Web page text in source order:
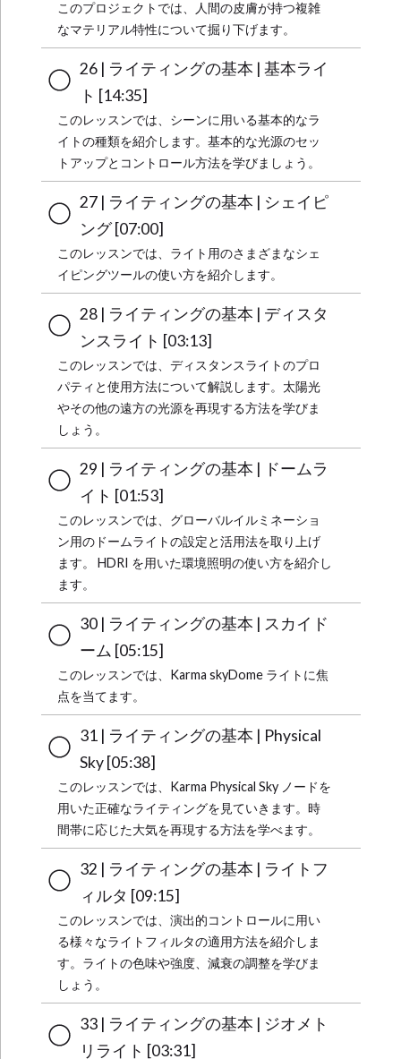
このプロジェクトでは、人間の皮膚が持つ複雑
なマテリアル特性について掘り下げます。
26 | ライティングの基本 | 基本ライ
ト [14:35]
このレッスンでは、シーンに用いる基本的なラ
イトの種類を紹介します。基本的な光源のセッ
トアップとコントロール方法を学びましょう。
27 | ライティングの基本 | シェイピ
ング [07:00]
このレッスンでは、ライト用のさまざまなシェ
イピングツールの使い方を紹介します。
28 | ライティングの基本 | ディスタ
ンスライト [03:13]
このレッスンでは、ディスタンスライトのプロ
パティと使用方法について解説します。太陽光
やその他の遠方の光源を再現する方法を学びま
しょう。
29 | ライティングの基本 | ドームラ
イト [01:53]
このレッスンでは、グローバルイルミネーショ
ン用のドームライトの設定と活用法を取り上げ
ます。 HDRI を用いた環境照明の使い方を紹介し
ます。
30 | ライティングの基本 | スカイド
ーム [05:15]
このレッスンでは、Karma skyDome ライトに焦
点を当てます。
31 | ライティングの基本 | Physical
Sky [05:38]
このレッスンでは、Karma Physical Sky ノードを
用いた正確なライティングを見ていきます。時
間帯に応じた大気を再現する方法を学べます。
32 | ライティングの基本 | ライトフ
ィルタ [09:15]
このレッスンでは、演出的コントロールに用い
る様々なライトフィルタの適用方法を紹介しま
す。ライトの色味や強度、減衰の調整を学びま
しょう。
33 | ライティングの基本 | ジオメト
リライト [03:31]